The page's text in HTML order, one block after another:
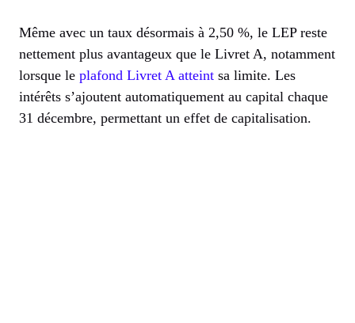
Même avec un taux désormais à 2,50 %, le LEP reste
nettement plus avantageux que le Livret A, notamment
lorsque le plafond Livret A atteint sa limite. Les
intérêts s’ajoutent automatiquement au capital chaque
31 décembre, permettant un effet de capitalisation.